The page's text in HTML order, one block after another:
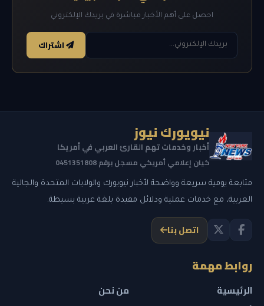
احصل على أهم الأخبار مباشرة في بريدك الإلكتروني
اشتراك
نيويورك نيوز
أخبار وخدمات تهم القارئ العربي في أمريكا
كيان إعلامي أمريكي مسجل برقم 0451351808
متابعة يومية سريعة وواضحة لأخبار نيويورك والولايات المتحدة والجالية
العربية، مع خدمات عملية ودلائل مفيدة بلغة عربية بسيطة.
اتصل بنا
روابط مهمة
الرئيسية
من نحن